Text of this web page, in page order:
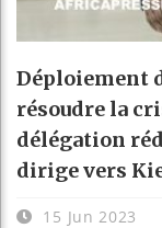
Déploiement
résoudre la
délégation
dirige vers
15 Jun 2023